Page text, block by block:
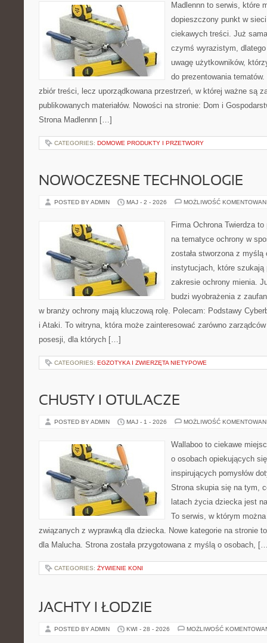
Madlennn to serwis, które
dopieszczony punkt w
ciekawych treści. Już
czymś wyrazistym,
uwagę użytkowników,
do prezentowania
zbiór treści, lecz uporządkowana przestrzeń, w której ważne są
publikowanych materiałów. Nowości na stronie: Dom i
Strona Madlennn […]
CATEGORIES: DOMOWE PRODUKTY I PRZETWORY
NOWOCZESNE TECHNOLOGIE
POSTED BY ADMIN MAJ - 2 - 2026 MOŻLIWOŚĆ
Firma Ochrona Twierdza
na tematyce ochrony w
została stworzona z
instytucjach, które szukają
zakresie ochrony mienia.
budzi wyobrażenia z
w branży ochrony mają kluczową rolę. Polecam: Podstawy
i Ataki. To witryna, która może zainteresować zarówno
posesji, dla których […]
CATEGORIES: EGZOTYKA I ZWIERZĘTA NIETYPOWE
CHUSTY I OTULACZE
POSTED BY ADMIN MAJ - 1 - 2026 MOŻLIWOŚĆ
Wallaboo to ciekawe
o osobach opiekujących
inspirujących pomysłów
Strona skupia się na tym,
latach życia dziecka jest
To serwis, w którym
związanych z wyprawką dla dziecka. Nowe kategorie na stronie
dla Malucha. Strona została przygotowana z myślą o osobach,
CATEGORIES: ŻYWIENIE KONI
JACHTY I ŁODZIE
POSTED BY ADMIN KWI - 28 - 2026 MOŻLIWOŚĆ